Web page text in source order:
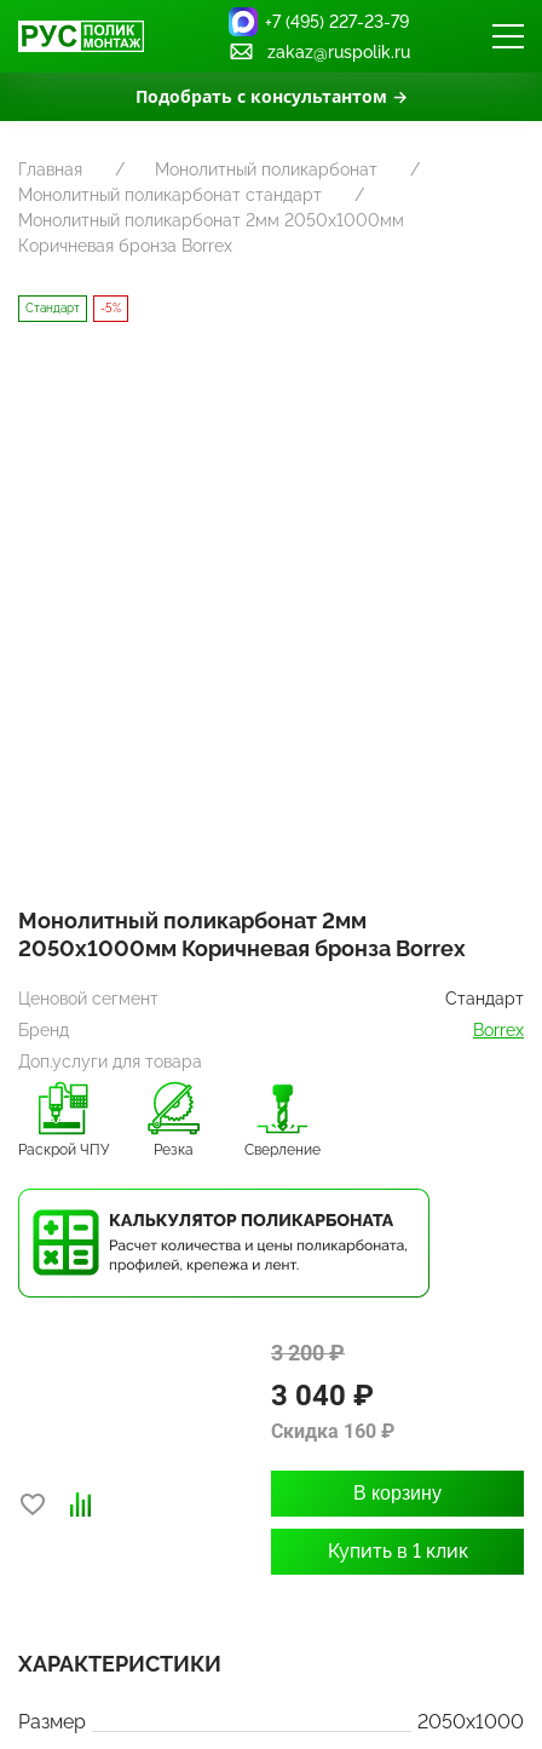
Подобрать с консультантом →
+7 (495) 227-23-79
zakaz@ruspolik.ru
Главная
Монолитный поликарбонат
Монолитный поликарбонат стандарт
Монолитный поликарбонат 2мм 2050х1000мм
Коричневая бронза Borrex
Стандарт -5%
Монолитный поликарбонат 2мм
2050х1000мм Коричневая бронза Borrex
Ценовой сегмент
Стандарт
Бренд
Borrex
Доп.услуги для товара
Раскрой ЧПУ Резка Сверление
3 200 ₽
3 040 ₽
Скидка 160 ₽
В корзину
Купить в 1 клик
ХАРАКТЕРИСТИКИ
Размер
2050x1000